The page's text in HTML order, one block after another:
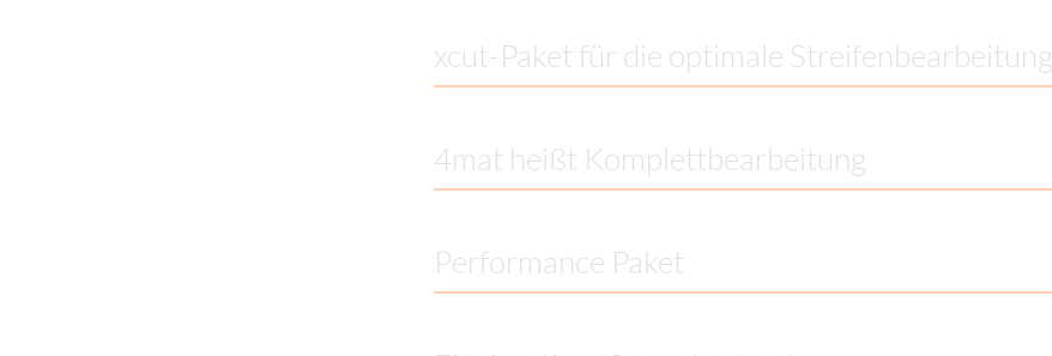
xcut-Paket für die optimale Streifenbearbeitung
4mat heißt Komplettbearbeitung
Performance Paket